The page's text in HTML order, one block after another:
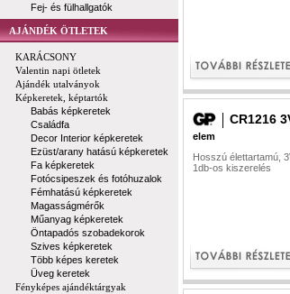
Fej- és fülhallgatók
AJÁNDÉK ÖTLETEK
KARÁCSONY
Valentin napi ötletek
Ajándék utalványok
Képkeretek, képtartók
Babás képkeretek
Családfa
Decor Interior képkeretek
Ezüst/arany hatású képkeretek
Fa képkeretek
Fotócsipeszek és fotóhuzalok
Fémhatású képkeretek
Magasságmérők
Műanyag képkeretek
Öntapadós szobadekorok
Szives képkeretek
Több képes keretek
Üveg keretek
Fényképes ajándéktárgyak
CR1216
elem
Hosszú élettartamú,
1db-os kiszerelés